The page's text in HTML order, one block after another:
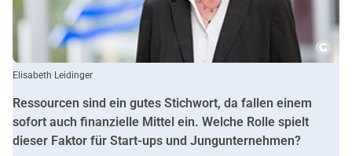
Elisabeth Leidinger
Ressourcen sind ein gutes Stichwort, da fallen einem
sofort auch finanzielle Mittel ein. Welche Rolle spielt
dieser Faktor für Start-ups und Jungunternehmen?